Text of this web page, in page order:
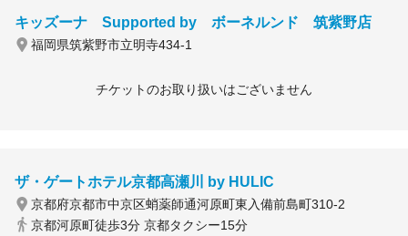
キッズーナ Supported by ボーネルンド 筑紫野店
福岡県筑紫野市立明寺434-1
チケットのお取り扱いはございません
ザ・ゲートホテル京都高瀬川 by HULIC
京都府京都市中京区蛸薬師通河原町東入備前島町310-2
京都河原町徒歩3分 京都タクシー15分